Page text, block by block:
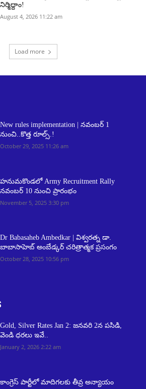
నిర్మిద్దాం!
August 4, 2026 11:22 am
Load more
New rules implementation | నవంబర్ 1
నుంచి..కొత్త రూల్స్.!
October 29, 2025 11:26 am
హనుమకొండలో Army Recruitment Rally
నవంబర్ 10 నుంచి ప్రారంభం
November 5, 2025 3:30 pm
Dr Babasaheb Ambedkar | విశ్వరత్న డా.
బాబాసాహెబ్ అంబేడ్కర్ చరిత్రాత్మక ప్రసంగం
October 28, 2025 10:56 pm
Gold, Silver Rates Jan 2: జనవరి 2న పసిడి,
వెండి ధరలు ఇవే..
January 2, 2026 2:22 am
కాంగ్రెస్ పార్టీలో మాదిగలకు తీవ్ర అన్యాయం